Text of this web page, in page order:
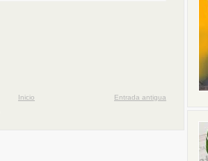
Entrada antigua
Inicio